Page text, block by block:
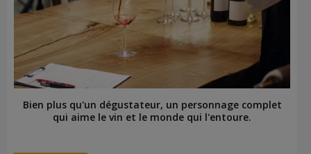
Bien plus qu'un dégustateur, un personnage complet
qui aime le vin et le monde qui l'entoure.